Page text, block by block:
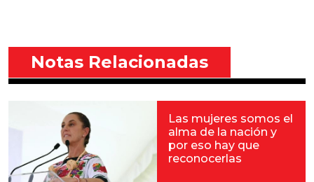
Notas Relacionadas
Las mujeres somos el
alma de la nación y
por eso hay que
reconocerlas